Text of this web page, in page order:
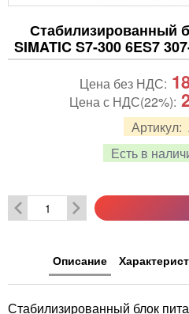
Стабилизированный
SIMATIC S7-300 6ES7
Артикул:
Есть в
Цена без НДС:
Цена с НДС(22%):
Описание
Стабилизированный блок